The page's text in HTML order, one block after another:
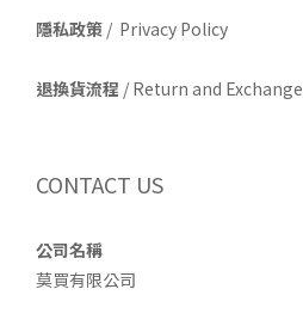
隱私政策 / Privacy Policy
退換貨流程 / Return and Exchange
CONTACT US
公司名稱
莫買有限公司